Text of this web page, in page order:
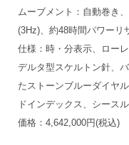
ムーブメント：自動巻き
(3Hz)、約48時間パワーリ
仕様：時・分表示、ロー
デルタ型スケルトン針、
たストーンブルーダイヤ
ドインデックス、シース
価格：4,642,000円(税込)